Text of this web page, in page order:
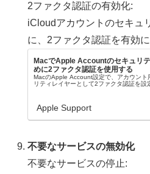
2ファクタ認証の有効化:
iCloudアカウントのセキュ
に、2ファクタ認証を有効に
MacでApple Accountのセキュリ
めに2ファクタ認証を使用する
MacのApple Account設定で、アカウント
リティレイヤーとして2ファクタ認証を設
Apple Support
不要なサービスの無効化
不要なサービスの停止: